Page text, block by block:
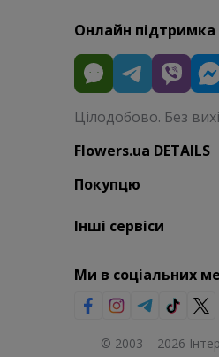
Онлайн підтримка
Цілодобово. Без
Flowers.ua DETAILS
Покупцю
Інші сервіси
Ми в соціальних
© 2003 – 2026